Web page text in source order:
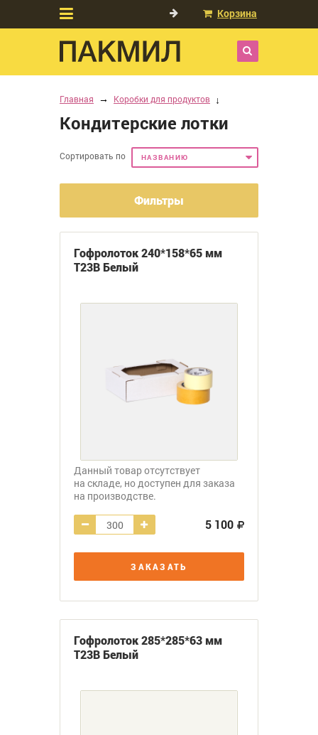
Корзина
Главная Коробки для продуктов
Кондитерские лотки
Сортировать по НАЗВАНИЮ
Фильтры
Гофролоток 240*158*65 мм
Т23В Белый
Данный товар отсутствует
на складе, но доступен для заказа
на производстве.
5 100
ЗАКАЗАТЬ
Гофролоток 285*285*63 мм
Т23В Белый